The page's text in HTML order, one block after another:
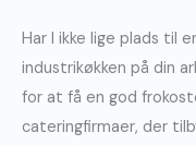
Har I ikke lige plads til
industrikøkken på din
for at få en god
cateringfirmaer, der